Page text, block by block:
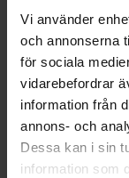
Vi använder
och annonserna
för sociala
vidarebefordrar
information från
annons- och
Dessa kan i sin
information som
Air Liquide
LÄS MER
2024-08-15
Ohlssons i